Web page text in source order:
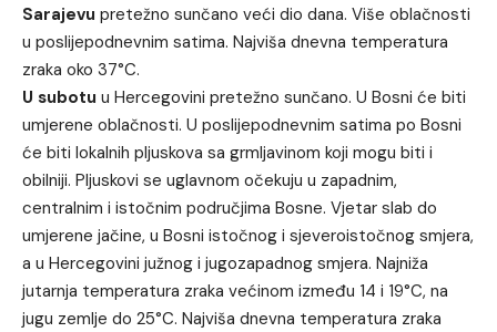
Sarajevu pretežno sunčano veći dio dana. Više oblačnosti
u poslijepodnevnim satima. Najviša dnevna temperatura
zraka oko 37°C.
U subotu u Hercegovini pretežno sunčano. U Bosni će biti
umjerene oblačnosti. U poslijepodnevnim satima po Bosni
će biti lokalnih pljuskova sa grmljavinom koji mogu biti i
obilniji. Pljuskovi se uglavnom očekuju u zapadnim,
centralnim i istočnim područjima Bosne. Vjetar slab do
umjerene jačine, u Bosni istočnog i sjeveroistočnog smjera,
a u Hercegovini južnog i jugozapadnog smjera. Najniža
jutarnja temperatura zraka većinom između 14 i 19°C, na
jugu zemlje do 25°C. Najviša dnevna temperatura zraka